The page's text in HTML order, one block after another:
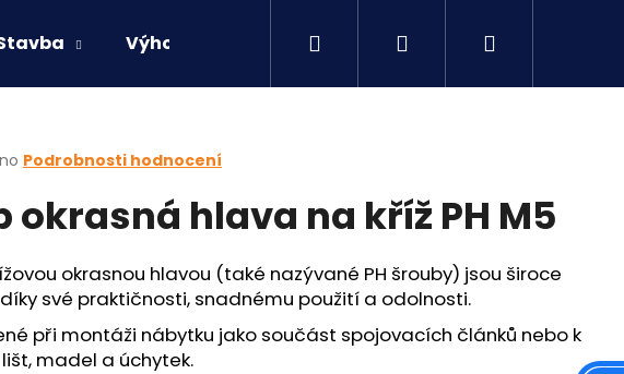
Výhodné sety Kontakty Přihlášení
Podrobnosti hodnocení
okrasná hlava na kříž PH M5
okrasnou hlavou (také nazývané PH šrouby) jsou široce
své praktičnosti, snadnému použití a odolnosti.
při montáži nábytku jako součást spojovacích článků nebo k
madel a úchytek.